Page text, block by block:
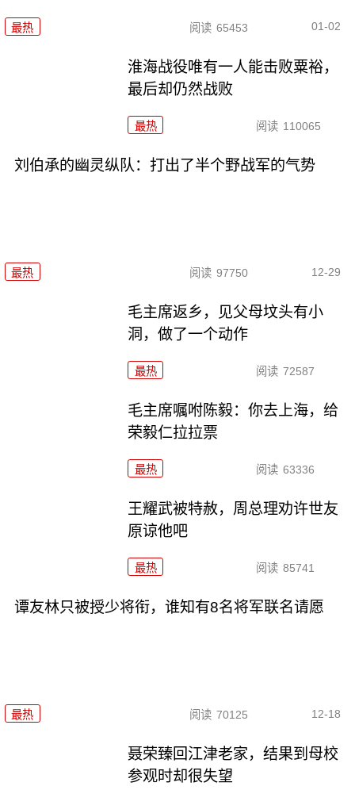
最热 阅读 65453 01-02
淮海战役唯有一人能击败粟裕，
最后却仍然战败
最热 阅读 110065
刘伯承的幽灵纵队：打出了半个野战军的气势
最热 阅读 97750 12-29
毛主席返乡，见父母坟头有小
洞，做了一个动作
最热 阅读 72587
毛主席嘱咐陈毅：你去上海，给
荣毅仁拉拉票
最热 阅读 63336
王耀武被特赦，周总理劝许世友
原谅他吧
最热 阅读 85741
谭友林只被授少将衔，谁知有8名将军联名请愿
最热 阅读 70125 12-18
聂荣臻回江津老家，结果到母校
参观时却很失望